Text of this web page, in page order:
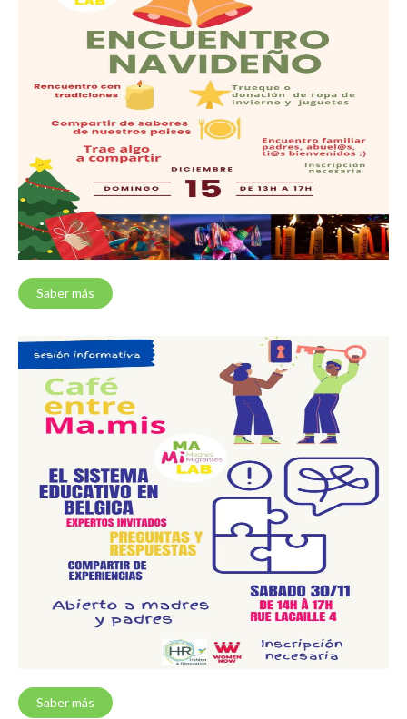
Saber más
Saber más